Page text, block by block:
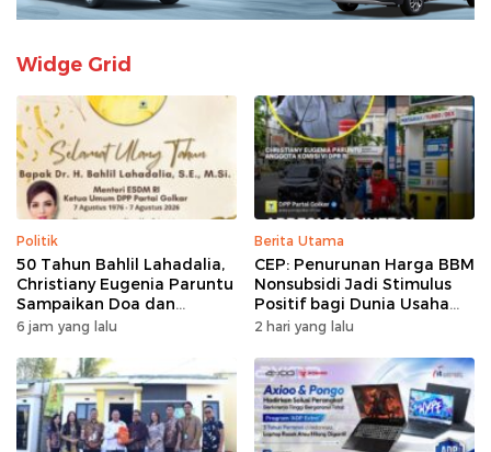
Widge Grid
Politik
50 Tahun Bahlil Lahadalia,
Christiany Eugenia Paruntu
Sampaikan Doa dan
Harapan
6 jam yang lalu
Berita Utama
CEP: Penurunan Harga BBM
Nonsubsidi Jadi Stimulus
Positif bagi Dunia Usaha
dan Pertumbuhan Ekonomi
2 hari yang lalu